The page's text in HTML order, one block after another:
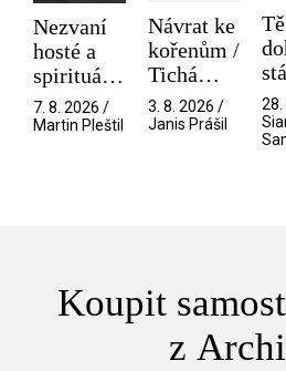
Nezvaní
hosté a
spirituální
narušitelé
z vesmíru
7. 8. 2026 /
Martin Pleštil
Návrat ke
kořenům /
Tichá
přítelkyně
3. 8. 2026 /
Janis Prášil
28.
Koupit
z